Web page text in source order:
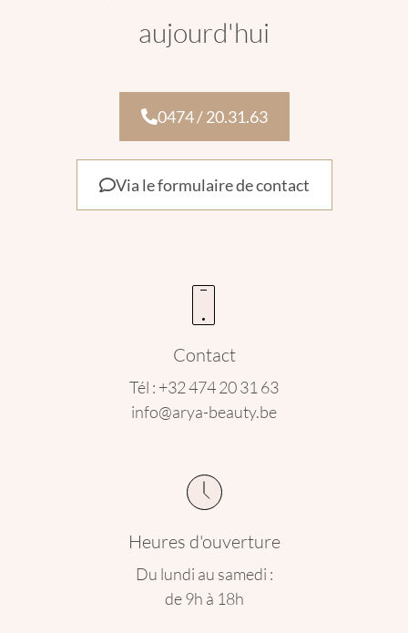
aujourd'hui
0474 / 20.31.63
Via le formulaire de contact
Contact
Tél : +32 474 20 31 63
info@arya-beauty.be
Heures d'ouverture
Du lundi au samedi :
de 9h à 18h